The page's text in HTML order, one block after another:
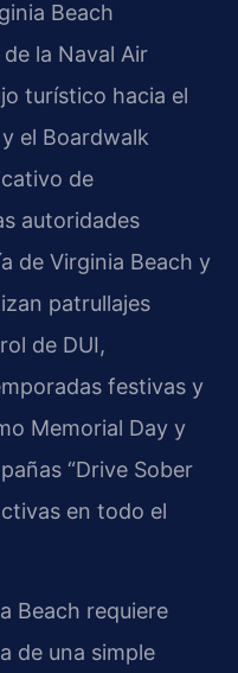
Beach
la Naval Air
turístico hacia el
el Boardwalk
de
autoridades
de Virginia Beach y
patrullajes
de DUI,
festivas y
Memorial Day y
“Drive Sober
en todo el
Beach requiere
de una simple